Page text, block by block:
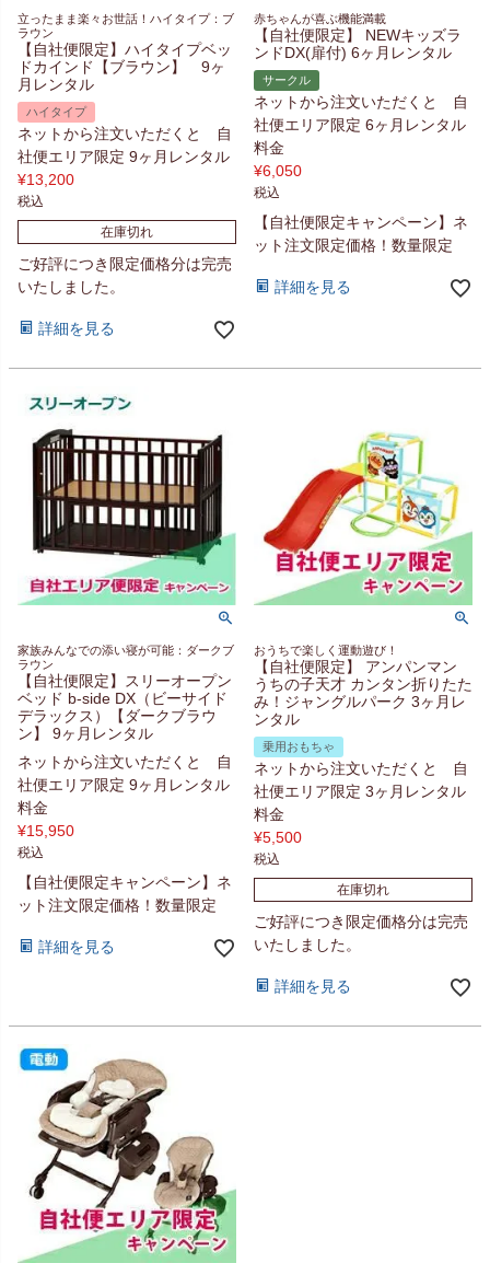
立ったまま楽々お世話！ハイタイプ：ブ
ラウン
【自社便限定】ハイタイプベッ
ドカインド【ブラウン】 9ヶ
月レンタル
ハイタイプ
ネットから注文いただくと 自
社便エリア限定 9ヶ月レンタル
¥13,200
税込
在庫切れ
ご好評につき限定価格分は完売
いたしました。
詳細を見る
赤ちゃんが喜ぶ機能満載
【自社便限定】 NEWキッズラ
ンドDX(扉付) 6ヶ月レンタル
サークル
ネットから注文いただくと 自
社便エリア限定 6ヶ月レンタル
料金
¥6,050
税込
【自社便限定キャンペーン】ネ
ット注文限定価格！数量限定
詳細を見る
家族みんなでの添い寝が可能：ダークブ
ラウン
【自社便限定】スリーオープン
ベッド b-side DX（ビーサイド
デラックス）【ダークブラウ
ン】 9ヶ月レンタル
ネットから注文いただくと 自
社便エリア限定 9ヶ月レンタル
料金
¥15,950
税込
【自社便限定キャンペーン】ネ
ット注文限定価格！数量限定
詳細を見る
おうちで楽しく運動遊び！
【自社便限定】 アンパンマン
うちの子天才 カンタン折りたた
み！ジャングルパーク 3ヶ月レ
ンタル
乗用おもちゃ
ネットから注文いただくと 自
社便エリア限定 3ヶ月レンタル
料金
¥5,500
税込
在庫切れ
ご好評につき限定価格分は完売
いたしました。
詳細を見る